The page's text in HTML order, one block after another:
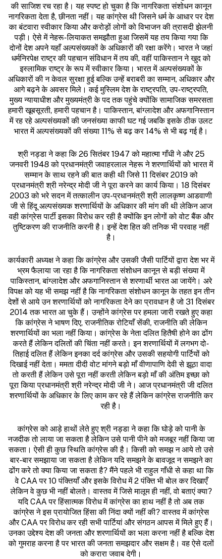
की साजिश रच रहा है। यह स्पष्ट हो चुका है कि नागरिकता संशोधन कानून
नागरिकता देता है, छीनता नहीं। यह कांग्रेस थी जिसने धर्म के आधार पर देश
का बंटवारा स्वीकार किया और करोड़ों लोगों को विभाजन की त्रासदी झेलनी
पड़ी। ऐसे में नेहरू-लियाकत समझौता हुआ जिसमें यह तय किया गया कि
दोनों देश अपने यहाँ अल्पसंख्यकों के अधिकारों की रक्षा करेंगे। भारत ने जहां
धर्मनिरपेक्ष राष्ट्र की पहचान संविधान में तय की, वहीं पाकिस्तान ने खुद को
इस्लामिक राष्ट्र के रूप में स्वीकार किया। भारत में अल्पसंख्यकों के
अधिकारों की न केवल सुरक्षा हुई बल्कि उन्हें बराबरी का सम्मान, अधिकार और
आगे बढ़ने के अवसर मिले। कई मुस्लिम देश के राष्ट्रपति, उप-राष्ट्रपति,
मुख्य न्यायाधीश और मुख्यमंत्री के पद तक पहुंचे क्योंकि सामाजिक समरसता
हमारी खूबसूरती, हमारी पहचान है। पाकिस्तान, बांग्लादेश और अफगानिस्तान
में रह रहे अल्पसंख्यकों की जनसंख्या काफी घट गई जबकि इसके ठीक उलट
भारत में अल्पसंख्यकों की संख्या 11% से बढ़ कर 14% से भी बढ़ गई है।
श्री नड्डा ने कहा कि 26 सितंबर 1947 को महात्मा गाँधी ने और 25
जनवरी 1948 को प्रधानमंत्री जवाहरलाल नेहरू ने शरणार्थियों को भारत में
सम्मान के साथ रहने की बात कही थी जिसे 11 दिसंबर 2019 को
प्रधानमंत्री श्री नरेन्द्र मोदी जी ने पूरा करने का कार्य किया। 18 दिसंबर
2003 को भरे सदन में तत्कालीन उप-प्रधानमंत्री श्री लालकृष्ण आडवाणी
जी से हिंदू अल्पसंख्यक शरणार्थियों के अधिकार की मांग की थी लेकिन आज
वही कांग्रेस पार्टी इसका विरोध कर रही है क्योंकि इन लोगों को वोट बैंक और
तुष्टिकरण की राजनीति करनी है। इन्हें देश हित की तनिक भी परवाह नहीं
है।
कार्यकारी अध्यक्ष ने कहा कि कांग्रेस और उसकी जैसी पार्टियों द्वारा देश भर में
भ्रम फैलाया जा रहा है कि नागरिकता संशोधन कानून से बड़ी संख्या में
पाकिस्तान, बांग्लादेश और अफगानिस्तान से शरणार्थी भारत आ जायेंगे। अरे
विपक्ष को यह भी समझ नहीं है कि नागरिकता संशोधन कानून के तहत इन तीन
देशों से आये उन शरणार्थियों को नागरिकता देने का प्रावधान है जो 31 दिसंबर
2014 तक भारत आ चुके हैं। उन्होंने कांग्रेस पर हमला जारी रखते हुए कहा
कि कांग्रेस ने भाषण दिए, राजनीतिक रोटियाँ सेंकी, राजनीति की लेकिन
शरणार्थियों का भला नहीं किया। कांग्रेस के नेता दलित हितैषी होने का ढोंग
करते हैं लेकिन दलितों की चिंता नहीं करते। इन शरणार्थियों में लगभग दो-
तिहाई दलित हैं लेकिन इनका दर्द कांग्रेस और उसकी सहयोगी पार्टियों को
दिखाई नहीं देता। ममता दीदी वोट मांगने बड़ो माँ वीणापाणि देवी से झूठा वादा
तो करती हैं लेकिन उसे पूरा नहीं करती लेकिन बड़ो माँ की अंतिम इच्छा को
पूरा किया प्रधानमंत्री श्री नरेन्द्र मोदी जी ने। आज प्रधानमंत्री जी दलित
शरणार्थियों के अधिकार के लिए काम कर रहे हैं लेकिन कांग्रेस राजनीति कर
रही है।
कांग्रेस को आड़े हाथों लेते हुए श्री नड्डा ने कहा कि घोड़े को पानी के
नजदीक तो लाया जा सकता है लेकिन उसे पानी पीने को मजबूर नहीं किया जा
सकता। ऐसी ही कुछ स्थिति कांग्रेस की है। किसी को समझ न आये तो उसे
बार-बार समझाया जा सकता है लेकिन यदि समझने के बावजूद न समझने का
ढोंग करे तो क्या किया जा सकता है? मैंने पहले भी राहुल गाँधी से कहा था कि
वे CAA पर 10 पंक्तियाँ और इसके विरोध में 2 पंक्ति भी बोल कर दिखाएँ
लेकिन वे कुछ भी नहीं बोलते। वास्तव में जिसे मालूम ही नहीं, वो बताएं क्या?
यदि CAA पर हिंसात्मक विरोध में कांग्रेस का हाथ नहीं है तो अब तक
कांग्रेस ने इस प्रायोजित हिंसा की निंदा क्यों नहीं की? वास्तव में कांग्रेस
और CAA पर विरोध कर रही सभी पार्टियां और संगठन आपस में मिले हुए हैं।
उनका उद्देश्य देश की जनता और शरणार्थियों का भला करना नहीं है बल्कि देश
को गुमराह करना है पर भारत की जनता समझदार और सक्षम है। वह ऐसे दलों
को करारा जवाब देगी।